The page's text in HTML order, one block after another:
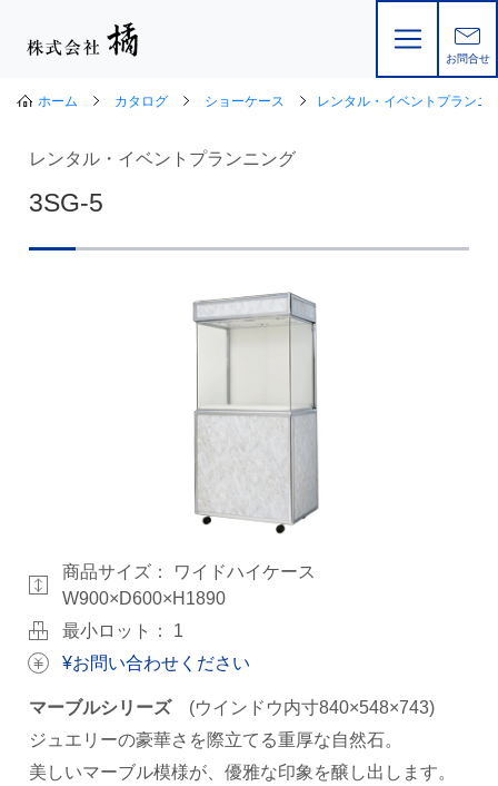
お問合せ
ホーム カタログ ショーケース レンタル・イベントプランニ
レンタル・イベントプランニング
3SG-5
商品サイズ：
ワイドハイケース
W900×D600×H1890
最小ロット： 1
¥お問い合わせください
マーブルシリーズ (ウインドウ内寸840×548×743)
ジュエリーの豪華さを際立てる重厚な自然石。
美しいマーブル模様が、優雅な印象を醸し出します。